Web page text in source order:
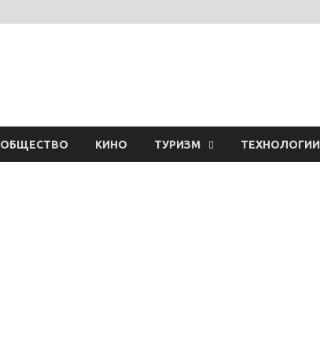
ОБЩЕСТВО КИНО ТУРИЗМ ТЕХНОЛОГИИ